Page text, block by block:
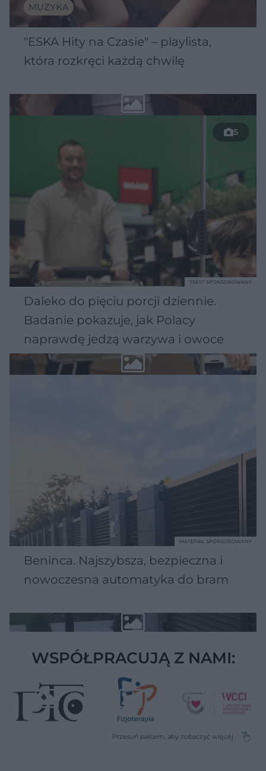
MUZYKA
"ESKA Hity na Czasie" – playlista,
która rozkręci każdą chwilę
5
Daleko do pięciu porcji dziennie.
Badanie pokazuje, jak Polacy
naprawdę jedzą warzywa i owoce
TEKST SPONSOROWANY
Beninca. Najszybsza, bezpieczna i
nowoczesna automatyka do bram
MATERIAŁ SPONSOROWANY
WSPÓŁPRACUJĄ Z NAMI: